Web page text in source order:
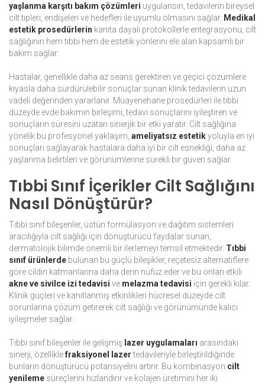
yaşlanma karşıtı bakım çözümleri uygulansın, tedavilerin bireysel
cilt tipleri, endişeleri ve hedefleri ile uyumlu olmasını sağlar. Medikal
estetik prosedürlerin kanıta dayalı protokollerle entegrasyonu, cilt
sağlığının hem tıbbi hem de estetik yönlerini ele alan kapsamlı bir
bakım sağlar.
Hastalar, genellikle daha az seans gerektiren ve geçici çözümlere
kıyasla daha sürdürülebilir sonuçlar sunan klinik tedavilerin uzun
vadeli değerinden yararlanır. Muayenehane prosedürleri ile tıbbi
düzeyde evde bakımın birleşimi, tedavi sonuçlarını iyileştiren ve
sonuçların süresini uzatan sinerjik bir etki yaratır. Cilt sağlığına
yönelik bu profesyonel yaklaşım, ameliyatsız estetikyoluyla en iyi
sonuçları sağlayarak hastalara daha iyi bir cilt esnekliği, daha az
yaşlanma belirtileri ve görünümlerine sürekli bir güven sağlar.
Tıbbi Sınıf İçerikler Cilt Sağlığını
Nasıl Dönüştürür?
Tıbbi sınıf bileşenler, üstün formülasyon ve dağıtım sistemleri
aracılığıyla cilt sağlığı için dönüştürücü faydalar sunan,
dermatolojik bilimde önemli bir ilerlemeyi temsil etmektedir. Tıbbi
sınıf ürünlerde bulunan bu güçlü bileşikler, reçetesiz alternatiflere
göre cildin katmanlarına daha derin nüfuz eder ve bu onları etkili
akne ve sivilce izi tedavisi ve melazma tedavisi için gerekli kılar.
Klinik güçleri ve kanıtlanmış etkinlikleri hücresel düzeyde cilt
sorunlarına çözüm getirerek cilt sağlığı ve görünümünde kalıcı
iyileşmeler sağlar.
Tıbbi sınıf bileşenler ile gelişmiş lazer uygulamaları arasındaki
sinerji, özelliklefraksiyonel lazertedavileriyle birleştirildiğinde
bunların dönüştürücü potansiyelini artırır. Bu kombinasyon cilt
yenileme süreçlerini hızlandırır ve kolajen üretimini her iki